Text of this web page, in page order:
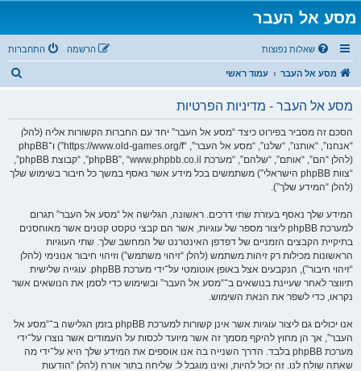
מסע אל העבר
שאלות נפוצות התחברות הרשמה
מסע אל העבר עמוד ראשי
מסע אל העבר - מדיניות הפרטיות
הסכם זה מסביר בפירוט כיצד “מסע אל העבר” יחד עם החברות הקשורות אליה (להלן
“אנחנו”, “אותנו”, “שלנו”, “מסע אל העבר”, “https://www.old-games.org/f”) ו־phpBB
(להלן “הם”, “אותם”, “שלהם”, “מערכת phpBB”, “www.phpbb.co.il”, “קבוצת phpBB”,
“צוות phpBB הישראלי”) משתמשים בכל מידע אשר נאסף במשך כל חיבור בשימוש שלך
(להלן “המידע שלך”).
המידע שלך נאסף בעזרת שתי דרכים. ראשונה, הגלישה אל “מסע אל העבר” תגרום
למערכת phpBB ליצור מספר של עוגיות, אשר הם קבצי טקסט קטנים אשר מאוחסנים
בתיקיית הקבצים הזמניים של דפדפן האינטרנט של המחשב שלך. שתי העוגיות
הראשונות מכילות רק זיהות משתמש (להלן “זיהוי משתמש”) וזיהוי חיבור אנונימי (להלן
“זיהוי חיבור”), הנקבעים אצל באופן אוטומטי על־ידי מערכת phpBB. עוגייה שלישית
תיווצר לאחר שעיינת בנושאים ב־“מסע אל העבר” ובשימוש כדי לסמן את הנושאים אשר
נקראו, כדי לשפר את הנאת השימוש.
אנו יכולים גם ליצור עוגיות אשר אינן קשורות למערכת phpBB בזמן הגלישה ב־“מסע אל
העבר”, אך הן מחוץ להיקף מסמך זה אשר מיועד לכסות על העמודים אשר נוצרו על־ידי
מערכת phpBB בלבד. הדרך השנייה בה אנו אוספים את המידע שלך היא על־ידי מה
שאתה שולח לנו. זה יכול להיות, ואינו מוגבל ל: שליחה בתור אורח (להלן “הודעות